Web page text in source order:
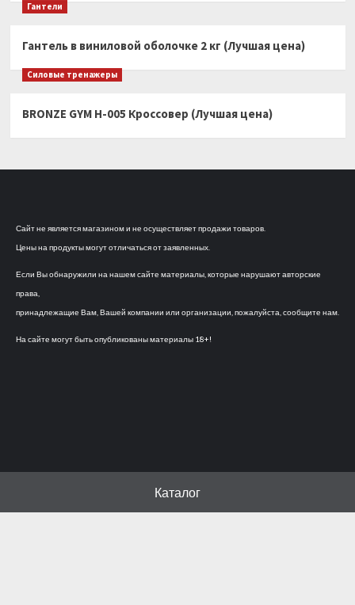
Гантели
Гантель в виниловой оболочке 2 кг (Лучшая цена)
Силовые тренажеры
BRONZE GYM H-005 Кроссовер (Лучшая цена)
Сайт не является магазином и не осуществляет продажи товаров.
Цены на продукты могут отличаться от заявленных.
Если Вы обнаружили на нашем сайте материалы, которые нарушают авторские
права,
принадлежащие Вам, Вашей компании или организации, пожалуйста, сообщите нам.
На сайте могут быть опубликованы материалы 18+!
Каталог